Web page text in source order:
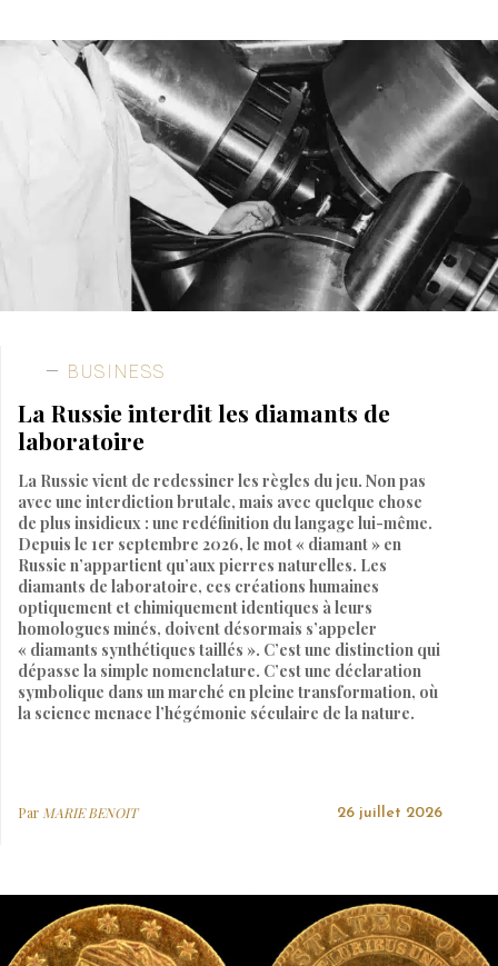
BUSINESS
La Russie interdit les diamants de
laboratoire
La Russie vient de redessiner les règles du jeu. Non pas
avec une interdiction brutale, mais avec quelque chose
de plus insidieux : une redéfinition du langage lui-même.
Depuis le 1er septembre 2026, le mot « diamant » en
Russie n’appartient qu’aux pierres naturelles. Les
diamants de laboratoire, ces créations humaines
optiquement et chimiquement identiques à leurs
homologues minés, doivent désormais s’appeler
« diamants synthétiques taillés ». C’est une distinction qui
dépasse la simple nomenclature. C’est une déclaration
symbolique dans un marché en pleine transformation, où
la science menace l’hégémonie séculaire de la nature.
ParMARIE BENOIT 26 juillet 2026